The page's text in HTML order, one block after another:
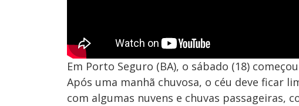
Em Porto Seguro (BA), o sábado (18)
Após uma manhã chuvosa, o céu deve ficar
com algumas nuvens e chuvas passageiras,